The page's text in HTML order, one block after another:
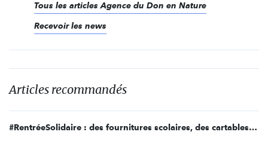
Tous les articles Agence du Don en Nature
Recevoir les news
Articles recommandés
#RentréeSolidaire : des fournitures scolaires, des cartables et des vêtements pour les plus démunis